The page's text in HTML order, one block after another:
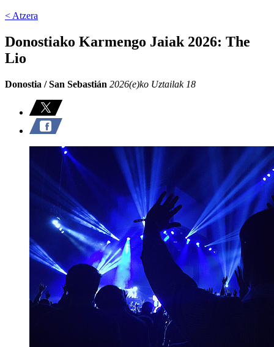
< Atzera
Donostiako Karmengo Jaiak 2026: The
Lio
Donostia / San Sebastián 2026(e)ko Uztailak 18